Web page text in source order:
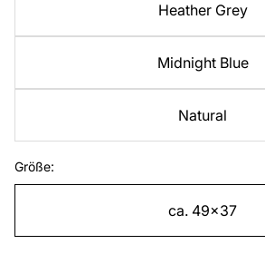
Heather Grey
Midnight Blue
Natural
Größe:
ca. 49x37